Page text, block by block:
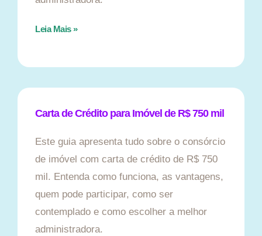
Leia Mais »
Carta de Crédito para Imóvel de R$ 750 mil
Este guia apresenta tudo sobre o consórcio
de imóvel com carta de crédito de R$ 750
mil. Entenda como funciona, as vantagens,
quem pode participar, como ser
contemplado e como escolher a melhor
administradora.